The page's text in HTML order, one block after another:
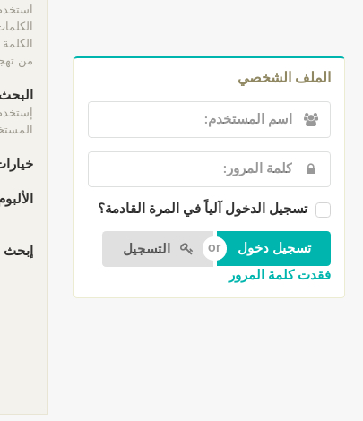
الملف الشخصي
تسجيل الدخول آلياً في المرة القادمة؟
التسجيل
فقدت كلمة المرور
من
إبحث